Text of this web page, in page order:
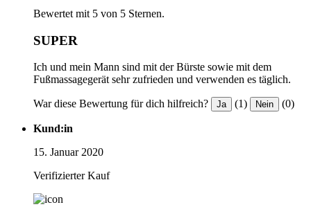
Bewertet mit 5 von 5 Sternen.
SUPER
Ich und mein Mann sind mit der Bürste sowie mit dem
Fußmassagegerät sehr zufrieden und verwenden es täglich.
War diese Bewertung für dich hilfreich? Ja (1) Nein (0)
Kund:in
15. Januar 2020
Verifizierter Kauf